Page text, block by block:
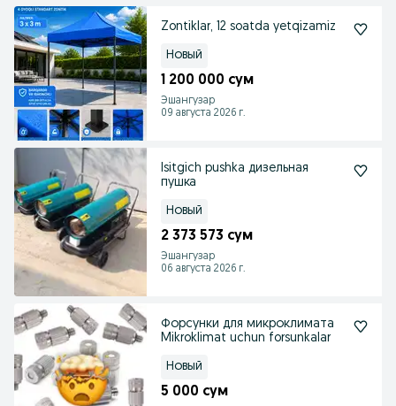
Zontiklar, 12 soatda yetqizamiz
Новый
1 200 000 сум
Эшангузар
09 августа 2026 г.
Isitgich pushka дизельная
пушка
Новый
2 373 573 сум
Эшангузар
06 августа 2026 г.
Форсунки для микроклимата
Mikroklimat uchun forsunkalar
Новый
5 000 сум